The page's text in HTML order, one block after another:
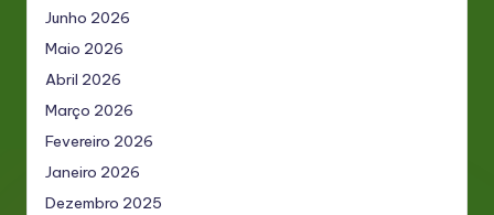
Junho 2026
Maio 2026
Abril 2026
Março 2026
Fevereiro 2026
Janeiro 2026
Dezembro 2025